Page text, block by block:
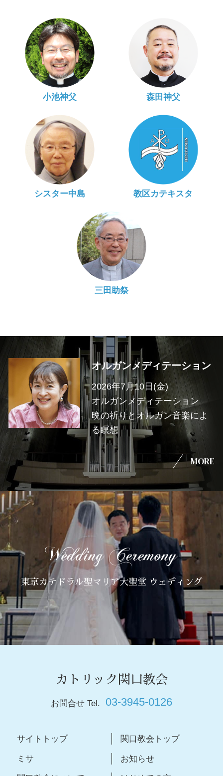
小池神父 森田神父
シスター中島 教区カテキスタ
三田助祭
オルガンメディテーション
2026年7月10日(金)
オルガンメディテーション
晩の祈りとオルガン音楽によ
る瞑想
MORE
東京カテドラル聖マリア大聖堂 ウェディング
カトリック関口教会
お問合せ Tel. 03-3945-0126
サイトトップ 関口教会トップ
ミサ お知らせ